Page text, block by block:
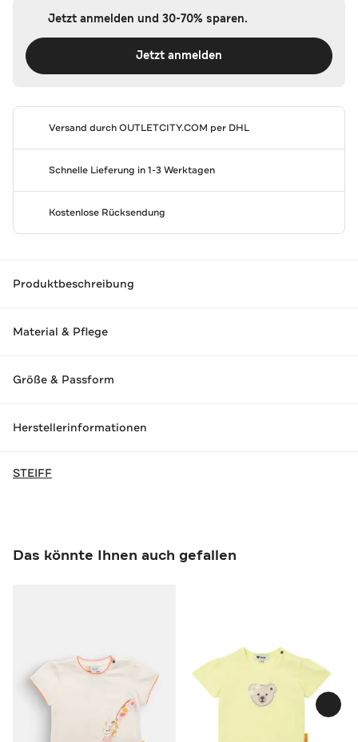
Jetzt anmelden und 30-70% sparen.
Jetzt anmelden
Versand durchOUTLETCITY.COM per DHL
Schnelle Lieferung in 1-3 Werktagen
Kostenlose Rücksendung
Produktbeschreibung
Material & Pflege
Größe & Passform
Herstellerinformationen
STEIFF
Das könnte Ihnen auch gefallen